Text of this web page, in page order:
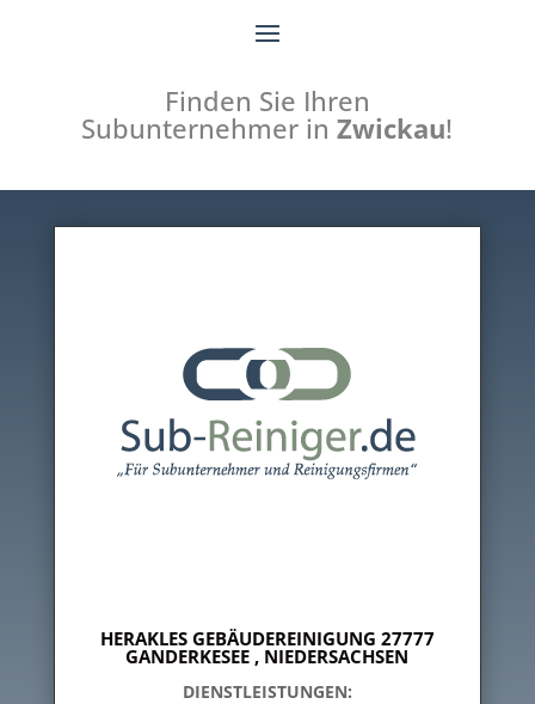
Finden Sie Ihren
Subunternehmer inZwickau!
HERAKLES GEBÄUDEREINIGUNG 27777
GANDERKESEE , NIEDERSACHSEN
DIENSTLEISTUNGEN: